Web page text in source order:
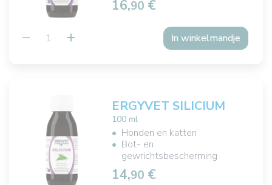
16,90 €
In winkelmandje
ERGYVET SILICIUM
100 ml
Honden en katten
Bot- en
gewrichtsbescherming
14,90 €